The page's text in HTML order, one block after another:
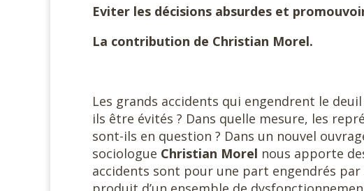
Eviter les décisions absurdes et
La contribution de Christian Morel.
Les grands accidents qui engendrent le
ils être évités ? Dans quelle mesure, les
sont-ils en question ? Dans un nouvel
sociologue Christian Morel nous apporte
accidents sont pour une part engendrés